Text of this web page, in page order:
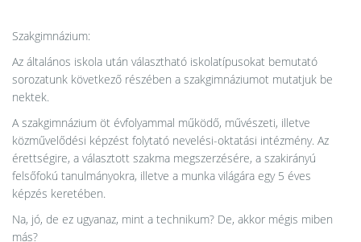
Szakgimnázium:
Az általános iskola után választható iskolatípusokat bemutató
sorozatunk következő részében a szakgimnáziumot mutatjuk be
nektek.
A szakgimnázium öt évfolyammal működő, művészeti, illetve
közművelődési képzést folytató nevelési-oktatási intézmény. Az
érettségire, a választott szakma megszerzésére, a szakirányú
felsőfokú tanulmányokra, illetve a munka világára egy 5 éves
képzés keretében.
Na, jó, de ez ugyanaz, mint a technikum? De, akkor mégis miben
más?